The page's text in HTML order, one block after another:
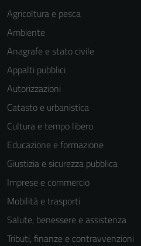
Agricoltura e pesca
Ambiente
Anagrafe e stato civile
Appalti pubblici
Autorizzazioni
Catasto e urbanistica
Cultura e tempo libero
Educazione e formazione
Giustizia e sicurezza pubblica
Imprese e commercio
Mobilità e trasporti
Salute, benessere e assistenza
Tributi, finanze e contravvenzioni